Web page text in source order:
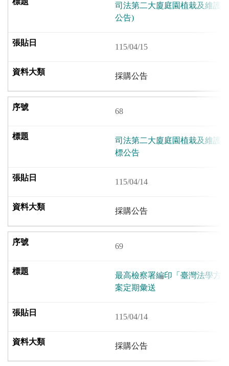
司法第二大廈庭園植栽及維護
公告)
115/04/15
採購公告
68
司法第二大廈庭園植栽及維護
標公告
115/04/14
採購公告
69
最高檢察署編印「臺灣法學方
案定期彙送
115/04/14
採購公告